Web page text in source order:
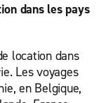
dans les pays
location dans
Les voyages
en Belgique,